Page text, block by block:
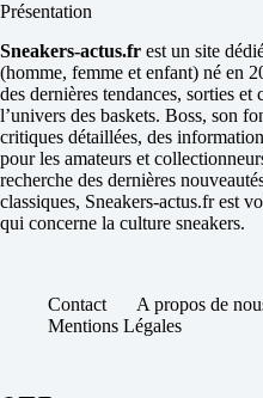
Présentation
Sneakers-actus.fr est un site
(homme, femme et enfant) né en
des dernières tendances, sorties et
l’univers des baskets. Boss, son
critiques détaillées, des
pour les amateurs et
recherche des dernières
classiques, Sneakers-actus.fr est
qui concerne la culture sneakers.
Contact A propos de
Mentions Légales